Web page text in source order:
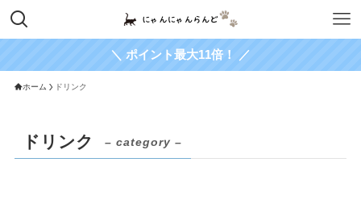
＼ ポイント最大11倍！ ／
ホーム ドリンク
ドリンク – category –